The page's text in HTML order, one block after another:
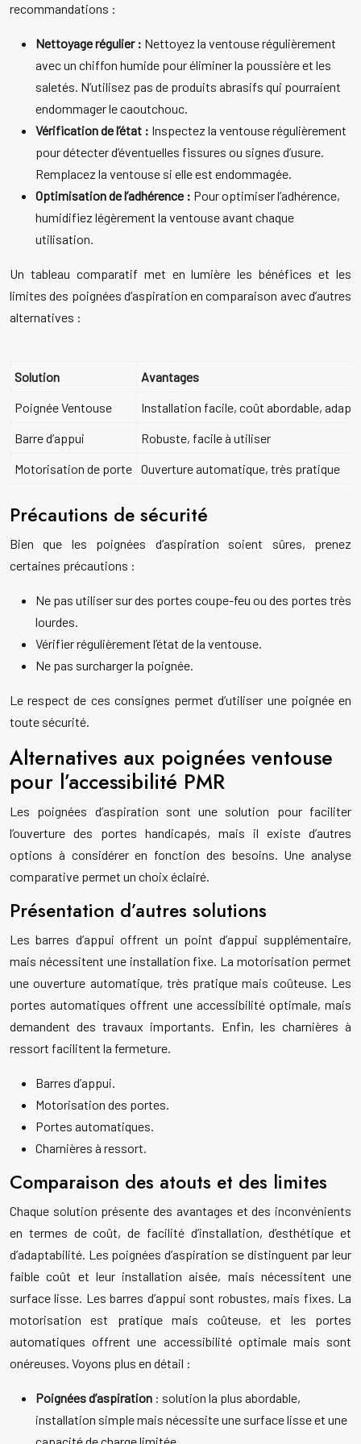
recommandations :
Nettoyage régulier : Nettoyez la ventouse régulièrement
avec un chiffon humide pour éliminer la poussière et les
saletés. N’utilisez pas de produits abrasifs qui pourraient
endommager le caoutchouc.
Vérification de l’état : Inspectez la ventouse régulièrement
pour détecter d’éventuelles fissures ou signes d’usure.
Remplacez la ventouse si elle est endommagée.
Optimisation de l’adhérence : Pour optimiser l’adhérence,
humidifiez légèrement la ventouse avant chaque
utilisation.
Un tableau comparatif met en lumière les bénéfices et les
limites des poignées d’aspiration en comparaison avec d’autres
alternatives :
Solution
Avantages
Poignée Ventouse
Installation facile, coût abordable,
Barre d’appui
Robuste, facile à utiliser
Motorisation de porte Ouverture automatique, très pratique
Précautions de sécurité
Bien que les poignées d’aspiration soient sûres, prenez
certaines précautions :
Ne pas utiliser sur des portes coupe-feu ou des portes très
lourdes.
Vérifier régulièrement l’état de la ventouse.
Ne pas surcharger la poignée.
Le respect de ces consignes permet d’utiliser une poignée en
toute sécurité.
Alternatives aux poignées ventouse
pour l’accessibilité PMR
Les poignées d’aspiration sont une solution pour faciliter
l’ouverture des portes handicapés, mais il existe d’autres
options à considérer en fonction des besoins. Une analyse
comparative permet un choix éclairé.
Présentation d’autres solutions
Les barres d’appui offrent un point d’appui supplémentaire,
mais nécessitent une installation fixe. La motorisation permet
une ouverture automatique, très pratique mais coûteuse. Les
portes automatiques offrent une accessibilité optimale, mais
demandent des travaux importants. Enfin, les charnières à
ressort facilitent la fermeture.
Barres d’appui.
Motorisation des portes.
Portes automatiques.
Charnières à ressort.
Comparaison des atouts et des limites
Chaque solution présente des avantages et des inconvénients
en termes de coût, de facilité d’installation, d’esthétique et
d’adaptabilité. Les poignées d’aspiration se distinguent par leur
faible coût et leur installation aisée, mais nécessitent une
surface lisse. Les barres d’appui sont robustes, mais fixes. La
motorisation est pratique mais coûteuse, et les portes
automatiques offrent une accessibilité optimale mais sont
onéreuses. Voyons plus en détail :
Poignées d’aspiration : solution la plus abordable,
installation simple mais nécessite une surface lisse et une